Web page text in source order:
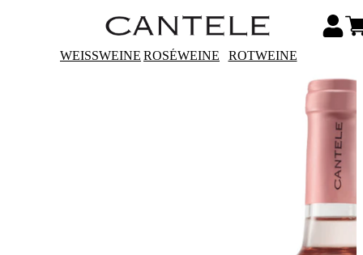
WEISSWEINE ROSÉWEINE ROTWEINE